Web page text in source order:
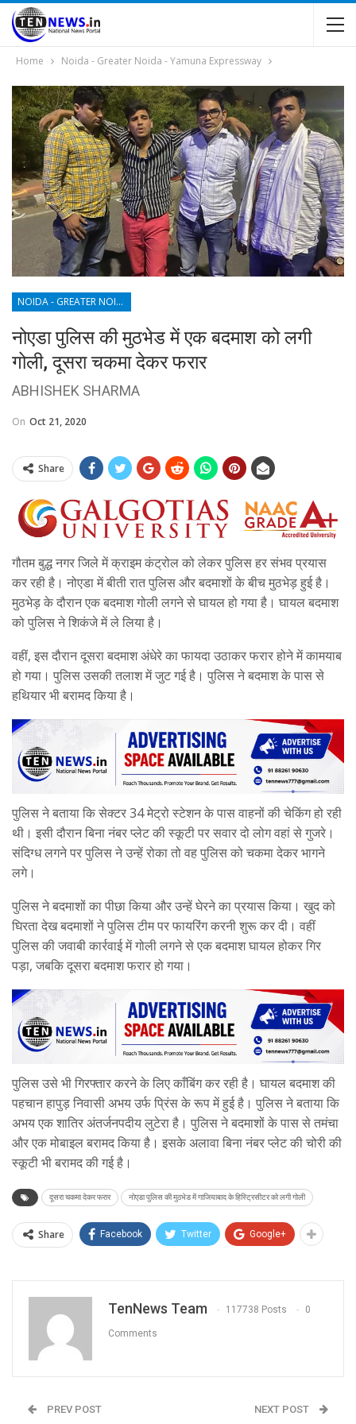
Home Noida - Greater Noida - Yamuna Expressway
NOIDA - GREATER NOIDA - YAMUNA EXPRESSWAY
नोएडा पुलिस की मुठभेड में एक बदमाश को लगी
गोली, दूसरा चकमा देकर फरार
ABHISHEK SHARMA
On Oct 21, 2020
Share
गौतम बुद्ध नगर जिले में क्राइम कंट्रोल को लेकर पुलिस हर संभव प्रयास
कर रही है। नोएडा में बीती रात पुलिस और बदमाशों के बीच मुठभेड़ हुई है।
मुठभेड़ के दौरान एक बदमाश गोली लगने से घायल हो गया है। घायल बदमाश
को पुलिस ने शिकंजे में ले लिया है।
वहीं, इस दौरान दूसरा बदमाश अंधेरे का फायदा उठाकर फरार होने में कामयाब
हो गया। पुलिस उसकी तलाश में जुट गई है। पुलिस ने बदमाश के पास से
हथियार भी बरामद किया है।
पुलिस ने बताया कि सेक्टर 34 मेट्रो स्टेशन के पास वाहनों की चेकिंग हो रही
थी। इसी दौरान बिना नंबर प्लेट की स्कूटी पर सवार दो लोग वहां से गुजरे।
संदिग्ध लगने पर पुलिस ने उन्हें रोका तो वह पुलिस को चकमा देकर भागने
लगे।
पुलिस ने बदमाशों का पीछा किया और उन्हें घेरने का प्रयास किया। खुद को
घिरता देख बदमाशों ने पुलिस टीम पर फायरिंग करनी शुरू कर दी। वहीं
पुलिस की जवाबी कार्रवाई में गोली लगने से एक बदमाश घायल होकर गिर
पड़ा, जबकि दूसरा बदमाश फरार हो गया।
पुलिस उसे भी गिरफ्तार करने के लिए काँबिंग कर रही है। घायल बदमाश की
पहचान हापुड़ निवासी अभय उर्फ प्रिंस के रूप में हुई है। पुलिस ने बताया कि
अभय एक शातिर अंतर्जनपदीय लुटेरा है। पुलिस ने बदमाशों के पास से तमंचा
और एक मोबाइल बरामद किया है। इसके अलावा बिना नंबर प्लेट की चोरी की
स्कूटी भी बरामद की गई है।
दूसरा चकमा देकर फरार नोएडा पुलिस की मुठभेड में गाजियाबाद के हिस्ट्रिसीटर को लगी गोली
Share Facebook Twitter Google+
TenNews Team 117738 Posts 0
Comments
PREV POST NEXT POST